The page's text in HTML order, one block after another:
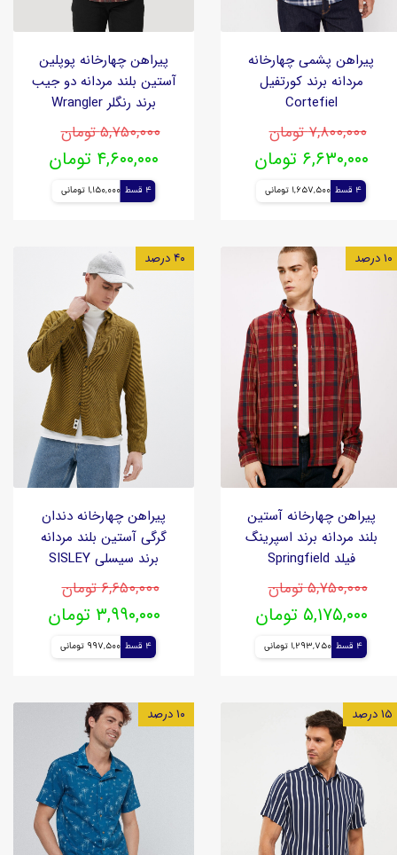
پیراهن پشمی چهارخانه
مردانه برند کورتفیل
Cortefiel
۷,۸۰۰,۰۰۰ تومان
۶,۶۳۰,۰۰۰ تومان
4 قسط 1,657,500 تومانی
پیراهن چهارخانه پوپلین
آستین بلند مردانه دو جیب
برند رنگلر Wrangler
۵,۷۵۰,۰۰۰ تومان
۴,۶۰۰,۰۰۰ تومان
4 قسط 1,150,000 تومانی
پیراهن چهارخانه آستین
بلند مردانه برند اسپرینگ
فیلد Springfield
۵,۷۵۰,۰۰۰ تومان
۵,۱۷۵,۰۰۰ تومان
4 قسط 1,293,750 تومانی
۱۰ درصد
پیراهن چهارخانه دندان
گرگی آستین بلند مردانه
برند سیسلی SISLEY
۶,۶۵۰,۰۰۰ تومان
۳,۹۹۰,۰۰۰ تومان
4 قسط 997,500 تومانی
۴۰ درصد
۱۵ درصد ۱۰ درصد